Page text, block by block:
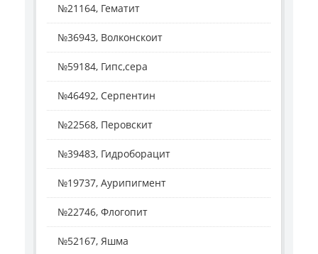
№21164, Гематит
№36943, Волконскоит
№59184, Гипс,сера
№46492, Серпентин
№22568, Перовскит
№39483, Гидроборацит
№19737, Аурипигмент
№22746, Флогопит
№52167, Яшма